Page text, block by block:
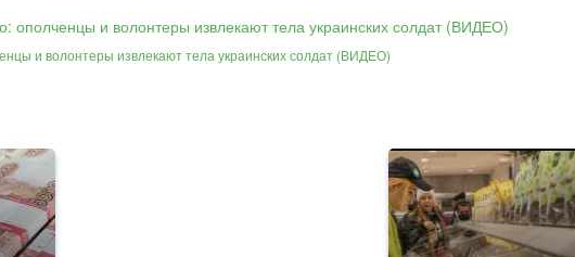
и волонтеры извлекают тела украинских солдат (ВИДЕО)